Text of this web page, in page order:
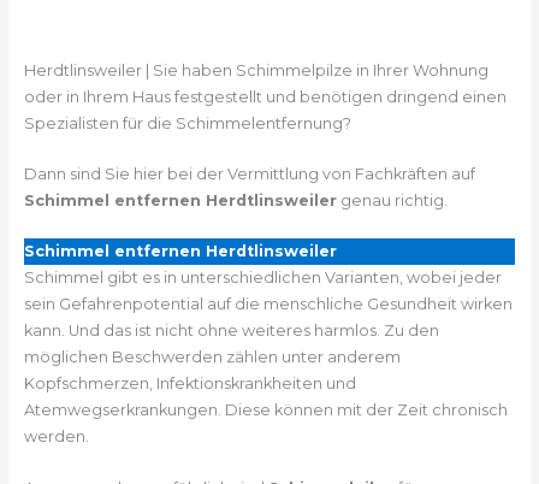
Herdtlinsweiler | Sie haben Schimmelpilze in Ihrer Wohnung
oder in Ihrem Haus festgestellt und benötigen dringend einen
Spezialisten für die Schimmelentfernung?
Dann sind Sie hier bei der Vermittlung von Fachkräften auf
Schimmel entfernen Herdtlinsweilergenau richtig.
Schimmel entfernen Herdtlinsweiler
Schimmel gibt es in unterschiedlichen Varianten, wobei jeder
sein Gefahrenpotential auf die menschliche Gesundheit wirken
kann. Und das ist nicht ohne weiteres harmlos. Zu den
möglichen Beschwerden zählen unter anderem
Kopfschmerzen, Infektionskrankheiten und
Atemwegserkrankungen. Diese können mit der Zeit chronisch
werden.